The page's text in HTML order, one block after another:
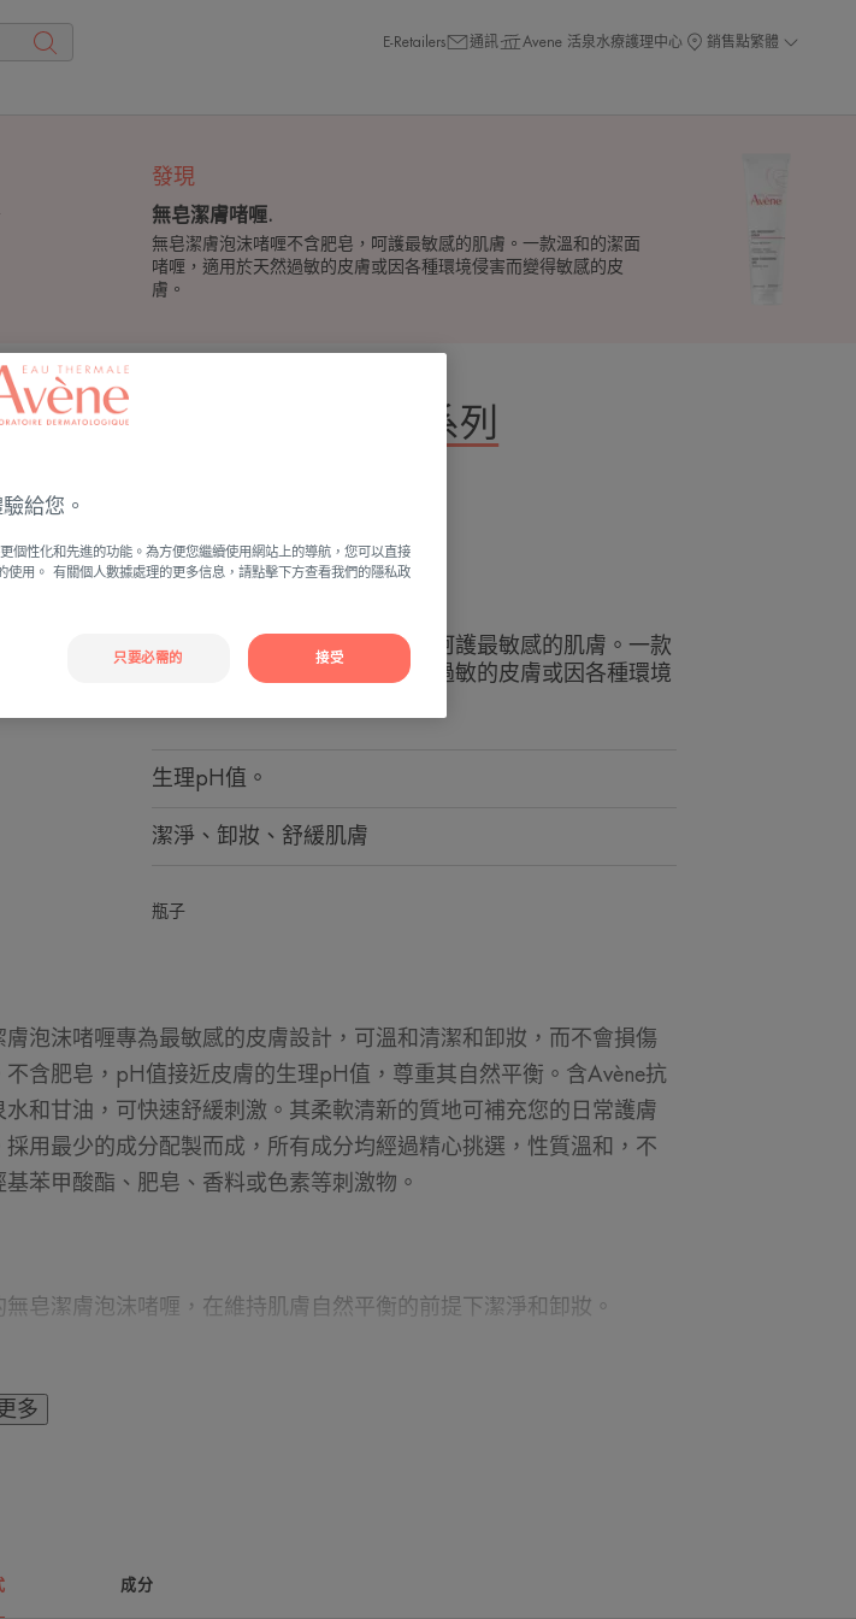
E-Retailers 通訊 Avene 活泉水療護理中心 銷售點繁體
發現
無皂潔膚啫喱.
無皂潔膚泡沫啫喱不含肥皂，呵護最敏感的肌膚。一款溫和的潔面
啫喱，適用於天然過敏的皮膚或因各種環境侵害而變得敏感的皮
膚。
基本防敏感護理系列
護膚品
卸妝 - 潔淨肌膚
無皂潔膚泡沫啫喱不含肥皂，呵護最敏感的肌膚。一款
溫和的潔面啫喱，適用於天然過敏的皮膚或因各種環境
生理pH值。
潔淨、卸妝、舒緩肌膚
瓶子
膚泡沫啫喱專為最敏感的皮膚設計，可溫和清潔和卸妝，而不會損傷
不含肥皂，pH值接近皮膚的生理pH值，尊重其自然平衡。含Avène抗
水和甘油，可快速舒緩刺激。其柔軟清新的質地可補充您的日常護膚
採用最少的成分配製而成，所有成分均經過精心挑選，性質溫和，不
基苯甲酸酯、肥皂、香料或色素等刺激物。
無皂潔膚泡沫啫喱，在維持肌膚自然平衡的前提下潔淨和卸妝。
不傷害敏感肌膚。
多
成分
給您。
個性化和先進的功能。為方便您繼續使用網站上的導航，您可以直接
用。 有關個人數據處理的更多信息，請點擊下方查看我們的隱私政
只要必需的 接受